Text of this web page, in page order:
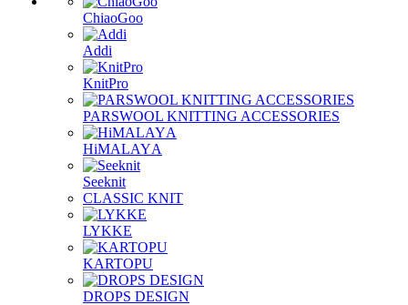
ChiaoGoo
Addi
KnitPro
PARSWOOL KNITTING ACCESSORIES
HiMALAYА
Seeknit
CLASSIC KNIT
LYKKE
KАRTOPU
DROPS DЕSIGN